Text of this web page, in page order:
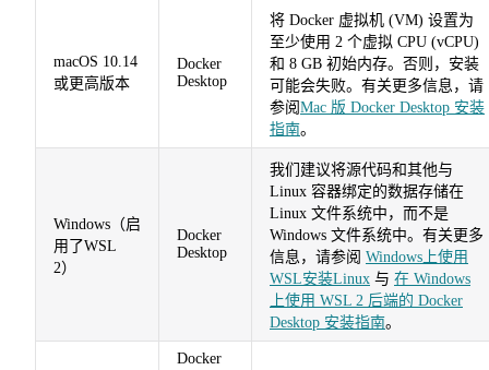
macOS 10.14
或更高版本
Docker
Desktop
将 Docker 虚拟机 (VM) 设置为
至少使用 2 个虚拟 CPU (vCPU)
和 8 GB 初始内存。否则，安装
可能会失败。有关更多信息，请
参阅 Mac 版 Docker Desktop 安装
指南。
Windows（启
用了WSL
2）
Docker
Desktop
我们建议将源代码和其他与
Linux 容器绑定的数据存储在
Linux 文件系统中，而不是
Windows 文件系统中。有关更多
信息，请参阅 Windows上使用
WSL安装Linux 与 在 Windows
上使用 WSL 2 后端的 Docker
Desktop 安装指南。
Docker